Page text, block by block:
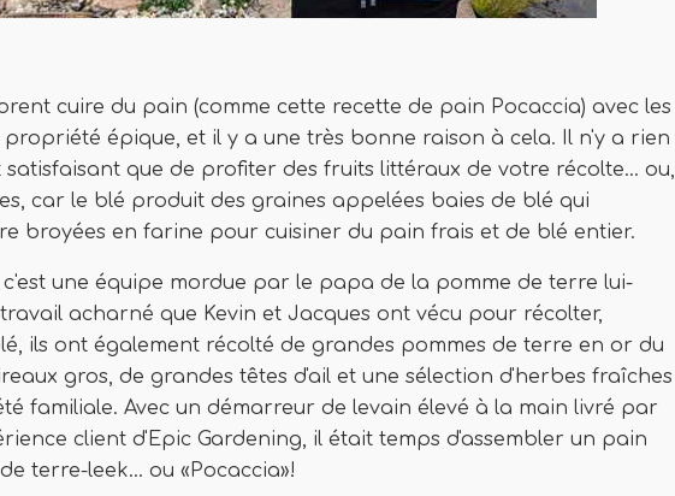
cuire du pain (comme cette recette de pain Pocaccia) avec les
épique, et il y a une très bonne raison à cela. Il n'y a rien
satisfaisant que de profiter des fruits littéraux de votre récolte… ou,
car le blé produit des graines appelées baies de blé qui
broyées en farine pour cuisiner du pain frais et de blé entier.
une équipe mordue par le papa de la pomme de terre lui-
acharné que Kevin et Jacques ont vécu pour récolter,
ils ont également récolté de grandes pommes de terre en or du
gros, de grandes têtes d'ail et une sélection d'herbes fraîches
familiale. Avec un démarreur de levain élevé à la main livré par
client d'Epic Gardening, il était temps d'assembler un pain
terre-leek… ou «Pocaccia»!